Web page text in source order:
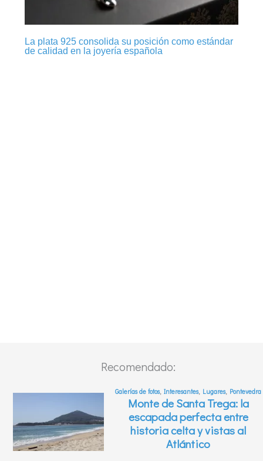
La plata 925 consolida su posición como estándar
de calidad en la joyería española
Recomendado: